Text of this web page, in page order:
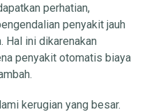
perhatian,
penyakit jauh
Hal ini dikarenakan
penyakit otomatis biaya
kerugian yang besar.